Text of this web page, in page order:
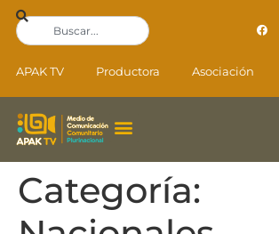
APAK TV Productora Asociación
Categoría: